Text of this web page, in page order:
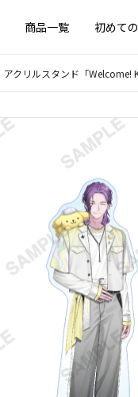
商品一覧 初めて
アクリルスタンド「